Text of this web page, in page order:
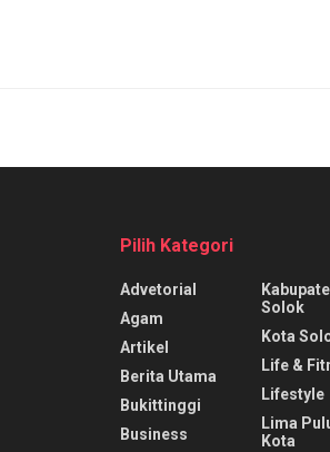
Pilih Kategori
Advetorial
Agam
Artikel
Berita Utama
Bukittinggi
Business
Solok
Kota
Life &
Lifestyle
Lima
Kota